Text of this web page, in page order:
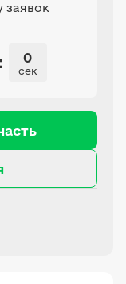
: 0
сек